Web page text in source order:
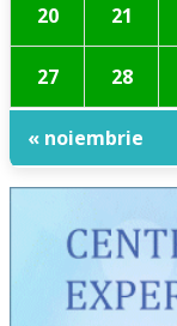
20 21
27 28
« noiembrie